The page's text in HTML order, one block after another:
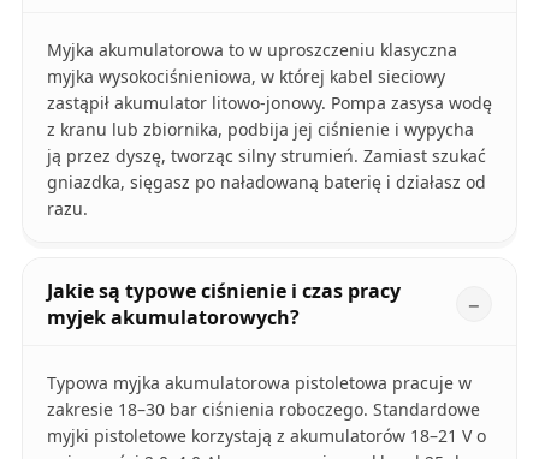
Myjka akumulatorowa to w uproszczeniu klasyczna
myjka wysokociśnieniowa, w której kabel sieciowy
zastąpił akumulator litowo-jonowy. Pompa zasysa wodę
z kranu lub zbiornika, podbija jej ciśnienie i wypycha
ją przez dyszę, tworząc silny strumień. Zamiast szukać
gniazdka, sięgasz po naładowaną baterię i działasz od
razu.
Jakie są typowe ciśnienie i czas pracy
myjek akumulatorowych?
Typowa myjka akumulatorowa pistoletowa pracuje w
zakresie 18–30 bar ciśnienia roboczego. Standardowe
myjki pistoletowe korzystają z akumulatorów 18–21 V o